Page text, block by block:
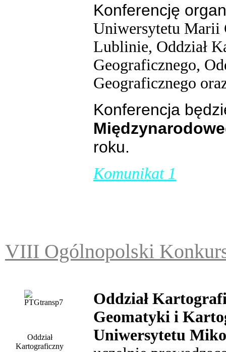
Konferencję
Uniwersytetu Marii
Lublinie, Oddział
Geograficznego,
Geograficznego
Konferencja
roku.
Komunikat 1
VIII Ogólnopolski
Oddział
Kartograficzny
Oddział
Geomatyki i
Uniwersytetu